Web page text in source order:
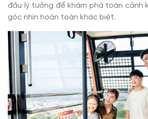
đầu lý tưởng để khám phá toàn cảnh
góc nhìn hoàn toàn khác biệt.